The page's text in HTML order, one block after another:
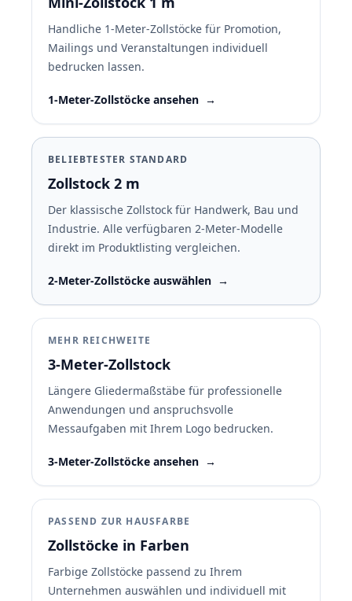
Handliche 1-Meter-Zollstöcke für Promotion,
Mailings und Veranstaltungen individuell
bedrucken lassen.
1-Meter-Zollstöcke ansehen →
BELIEBTESTER STANDARD
Zollstock 2 m
Der klassische Zollstock für Handwerk, Bau und
Industrie. Alle verfügbaren 2-Meter-Modelle
direkt im Produktlisting vergleichen.
2-Meter-Zollstöcke auswählen →
MEHR REICHWEITE
3-Meter-Zollstock
Längere Gliedermaßstäbe für professionelle
Anwendungen und anspruchsvolle
Messaufgaben mit Ihrem Logo bedrucken.
3-Meter-Zollstöcke ansehen →
PASSEND ZUR HAUSFARBE
Zollstöcke in Farben
Farbige Zollstöcke passend zu Ihrem
Unternehmen auswählen und individuell mit